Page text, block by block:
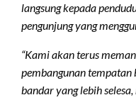
langsung kepada
pengunjung yang
“Kami akan terus
pembangunan
bandar yang lebih